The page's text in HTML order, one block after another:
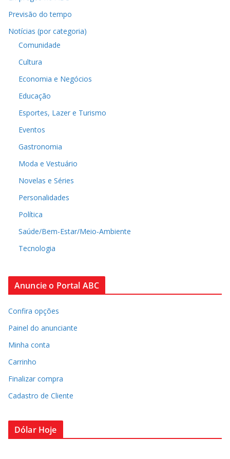
Previsão do tempo
Notícias (por categoria)
Comunidade
Cultura
Economia e Negócios
Educação
Esportes, Lazer e Turismo
Eventos
Gastronomia
Moda e Vestuário
Novelas e Séries
Personalidades
Política
Saúde/Bem-Estar/Meio-Ambiente
Tecnologia
Anuncie o Portal ABC
Confira opções
Painel do anunciante
Minha conta
Carrinho
Finalizar compra
Cadastro de Cliente
Dólar Hoje